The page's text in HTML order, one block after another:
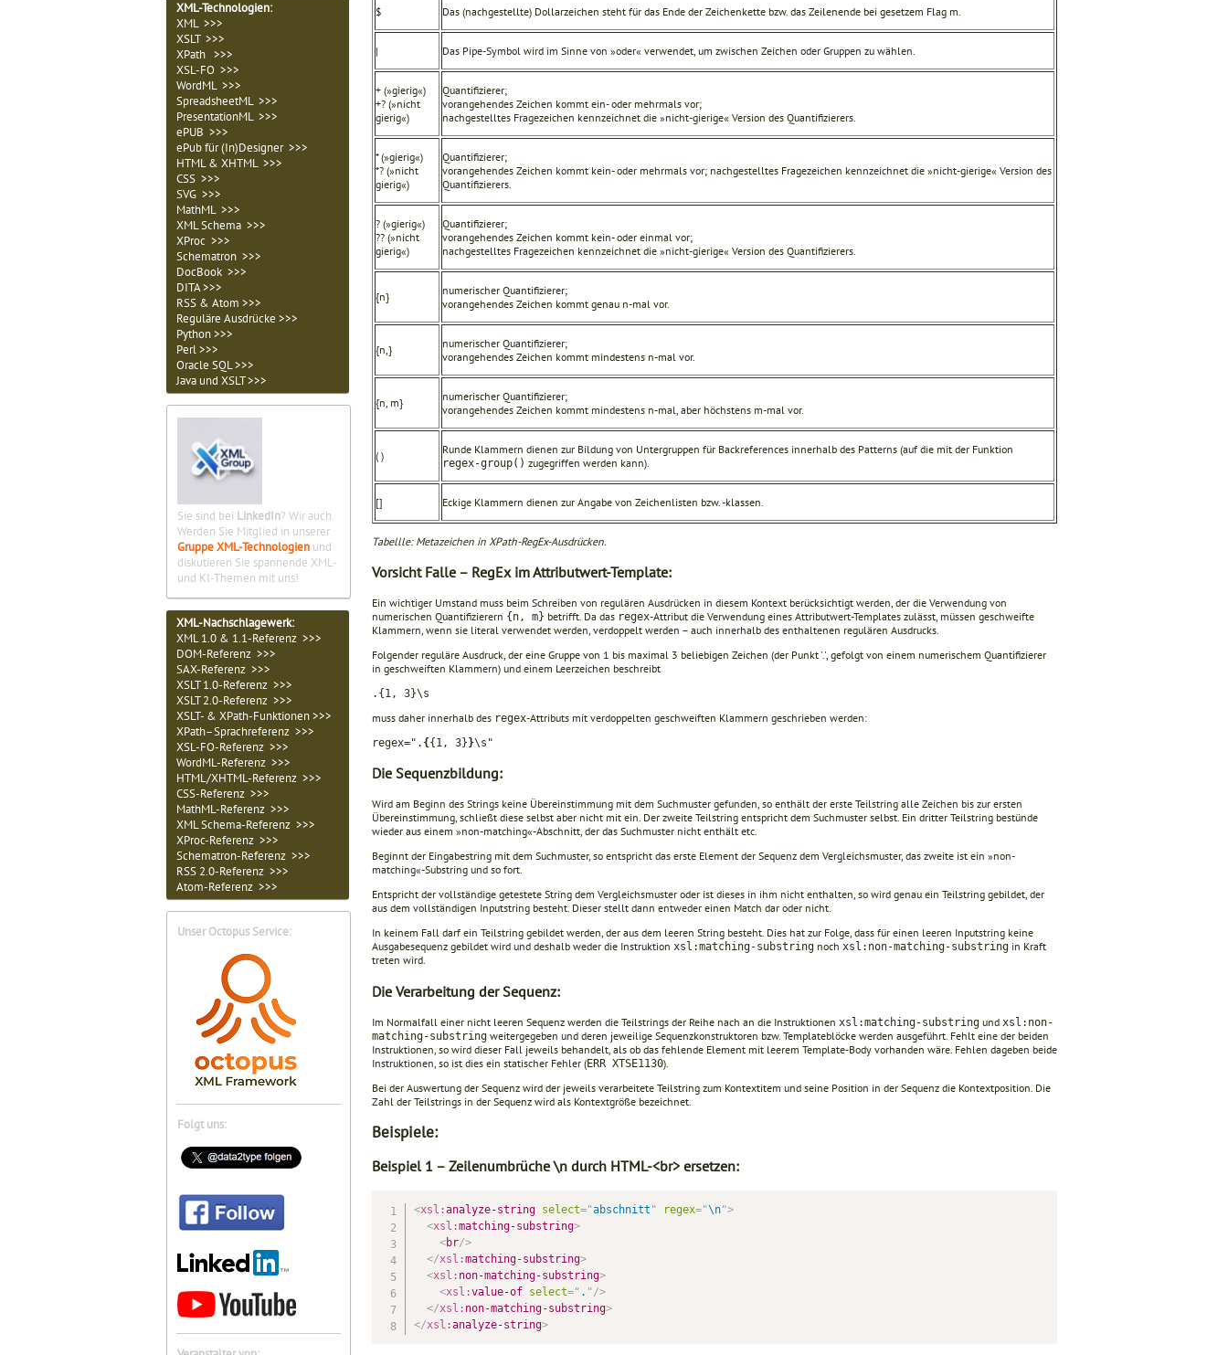
XML-Technologien:
XML >>>
XSLT >>>
XPath >>>
XSL-FO >>>
WordML >>>
SpreadsheetML >>>
PresentationML >>>
ePUB >>>
ePub für (In)Designer >>>
HTML & XHTML >>>
CSS >>>
SVG >>>
MathML >>>
XML Schema >>>
XProc >>>
Schematron >>>
DocBook >>>
DITA >>>
RSS & Atom >>>
Reguläre Ausdrücke >>>
Python >>>
Perl >>>
Oracle SQL >>>
Java und XSLT >>>
Sie sind bei LinkedIn? Wir auch.
Werden Sie Mitglied in unserer
Gruppe XML-Technologien und
diskutieren Sie spannende XML-
und KI-Themen mit uns!
XML-Nachschlagewerk:
XML 1.0 & 1.1-Referenz >>>
DOM-Referenz >>>
SAX-Referenz >>>
XSLT 1.0-Referenz >>>
XSLT 2.0-Referenz >>>
XSLT- & XPath-Funktionen >>>
XPath–Sprachreferenz >>>
XSL-FO-Referenz >>>
WordML-Referenz >>>
HTML/XHTML-Referenz >>>
CSS-Referenz >>>
MathML-Referenz >>>
XML Schema-Referenz >>>
XProc-Referenz >>>
Schematron-Referenz >>>
RSS 2.0-Referenz >>>
Atom-Referenz >>>
Unser Octopus Service:
Folgt uns:
$ Das (nachgestellte) Dollarzeichen steht für das Ende der Zeichenkette bzw. das Zeilenende bei gesetzem Flag m.
| Das Pipe-Symbol wird im Sinne von »oder« verwendet, um zwischen Zeichen oder Gruppen zu wählen.
+ (»gierig«)
+? (»nicht
gierig«)
Quantifizierer;
vorangehendes Zeichen kommt ein- oder mehrmals vor;
nachgestelltes Fragezeichen kennzeichnet die »nicht-gierige« Version des Quantifizierers.
* (»gierig«)
*? (»nicht
gierig«)
Quantifizierer;
vorangehendes Zeichen kommt kein- oder mehrmals vor; nachgestelltes Fragezeichen kennzeichnet die »nicht-gierige« Version des
Quantifizierers.
? (»gierig«)
?? (»nicht
gierig«)
Quantifizierer;
vorangehendes Zeichen kommt kein- oder einmal vor;
nachgestelltes Fragezeichen kennzeichnet die »nicht-gierige« Version des Quantifizierers.
{n}
numerischer Quantifizierer;
vorangehendes Zeichen kommt genau n-mal vor.
{n,}
numerischer Quantifizierer;
vorangehendes Zeichen kommt mindestens n-mal vor.
{n, m}
numerischer Quantifizierer;
vorangehendes Zeichen kommt mindestens n-mal, aber höchstens m-mal vor.
( ) Runde Klammern dienen zur Bildung von Untergruppen für Backreferences innerhalb des Patterns (auf die mit der Funktion
regex-group() zugegriffen werden kann).
[] Eckige Klammern dienen zur Angabe von Zeichenlisten bzw. -klassen.
Tabellle: Metazeichen in XPath-RegEx-Ausdrücken.
Vorsicht Falle – RegEx im Attributwert-Template:
Ein wichtiger Umstand muss beim Schreiben von regulären Ausdrücken in diesem Kontext berücksichtigt werden, der die Verwendung von
numerischen Quantifizie­rern {n, m} betrifft. Da das regex-Attribut die Verwendung eines Attribut­wert-Templates zulässt, müssen geschweifte
Klammern, wenn sie literal ver­wendet werden, verdoppelt werden – auch innerhalb des enthaltenen regulären Ausdrucks.
Folgender reguläre Ausdruck, der eine Gruppe von 1 bis maximal 3 beliebigen Zeichen (der Punkt '.', gefolgt von einem numerischem Quantifizierer
in geschweiften Klammern) und einem Leerzeichen beschreibt
.{1, 3}\s
muss daher innerhalb des regex-Attributs mit verdoppelten geschweiften Klammern geschrieben werden:
regex=". { {1, 3} }\s"
Die Sequenzbildung:
Wird am Beginn des Strings keine Übereinstimmung mit dem Suchmuster gefunden, so enthält der erste Teilstring alle Zeichen bis zur ersten
Übereinstimmung, schließt diese selbst aber nicht mit ein. Der zweite Teilstring entspricht dem Suchmuster selbst. Ein dritter Teilstring bestünde
wieder aus einem »non-matching«-Abschnitt, der das Suchmuster nicht enthält etc.
Beginnt der Eingabestring mit dem Suchmuster, so entspricht das erste Ele­ment der Sequenz dem Vergleichsmuster, das zweite ist ein »non-
matching«-Substring und so fort.
Entspricht der vollständige getestete String dem Vergleichsmuster oder ist die­ses in ihm nicht enthalten, so wird genau ein Teilstring gebildet, der
aus dem vollständigen Inputstring besteht. Dieser stellt dann entweder einen Match dar oder nicht.
In keinem Fall darf ein Teilstring gebildet werden, der aus dem leeren String besteht. Dies hat zur Folge, dass für einen leeren Inputstring keine
Ausgabese­quenz gebildet wird und deshalb weder die Instruktion xsl:matching-subst­ring noch xsl:non-matching-substring in Kraft
treten wird.
Die Verarbeitung der Sequenz:
Im Normalfall einer nicht leeren Sequenz werden die Teilstrings der Reihe nach an die Instruktionen xsl:matching-substring und xsl:non-
matching-substring weitergegeben und deren jeweilige Sequenzkonstruktoren bzw. Templateblöcke werden ausgeführt. Fehlt eine der beiden
Instruktionen, so wird dieser Fall jeweils behandelt, als ob das fehlende Element mit leerem Template-Body vorhanden wäre. Fehlen dageben beide
Instruktionen, so ist dies ein statischer Fehler (ERR XTSE1130).
Bei der Auswertung der Sequenz wird der jeweils verarbeitete Teilstring zum Kontextitem und seine Position in der Sequenz die Kontextposition. Die
Zahl der Teilstrings in der Sequenz wird als Kontextgröße bezeichnet.
Beispiele:
Beispiel 1 – Zeilenumbrüche \n durch HTML-<br> ersetzen:
<xsl:analyze-string select="abschnitt " regex="\n">
<xsl:matching-substring>
<br/>
</xsl:matching-substring>
<xsl: non-matching-substring>
<xsl:value-of select=" . "/>
</xsl: non-matching-substring>
</xsl:analyze-string>